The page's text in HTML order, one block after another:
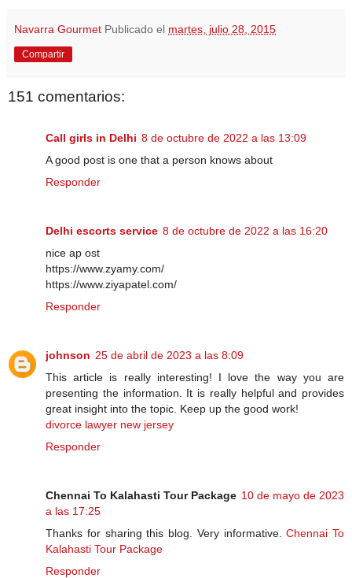
Navarra Gourmet Publicado el martes, julio 28, 2015
Compartir
151 comentarios:
Call girls in Delhi 8 de octubre de 2022 a las 13:09
A good post is one that a person knows about
Responder
Delhi escorts service 8 de octubre de 2022 a las 16:20
nice ap ost
https://www.zyamy.com/
https://www.ziyapatel.com/
Responder
johnson 25 de abril de 2023 a las 8:09
This article is really interesting! I love the way you are
presenting the information. It is really helpful and provides
great insight into the topic. Keep up the good work!
divorce lawyer new jersey
Responder
Chennai To Kalahasti Tour Package 10 de mayo de 2023
a las 17:25
Thanks for sharing this blog. Very informative.Chennai To
Kalahasti Tour Package
Responder